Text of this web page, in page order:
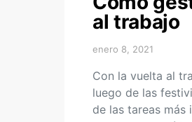
al trabajo
enero 8, 2021
Con la vuelta al
luego de las
de las tareas